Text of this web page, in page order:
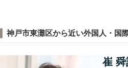
神戸市東灘区から近い外国人・国
崔